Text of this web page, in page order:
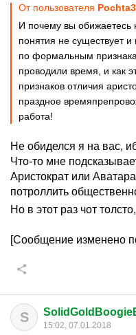
От пользователя
И почему вы обижаетесь
понятия не существует
по формальным
проводили время, и как
признаков отличия
праздное
работа!
Не обиделся я на вас,
Что-то мне
Аристократ или
потроллить
Но в этот раз чот
[Сообщение изменено
S
15:02, 07.01.2018